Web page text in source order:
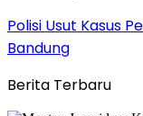
Polisi Usut Kasus
Bandung
Berita Terbaru